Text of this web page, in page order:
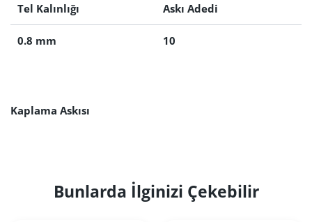
Tel Kalınlığı Askı Adedi
0.8 mm 10
Kaplama Askısı
Bunlarda İlginizi Çekebilir